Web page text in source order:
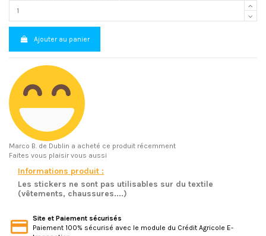
Ajouter au panier
Marco B. de Dublin a acheté ce produit récemment
Faites vous plaisir vous aussi
Informations produit :
Les stickers ne sont pas utilisables sur du textile
(vêtements, chaussures....)
Site et Paiement sécurisés
Paiement 100% sécurisé avec le module du Crédit Agricole E-